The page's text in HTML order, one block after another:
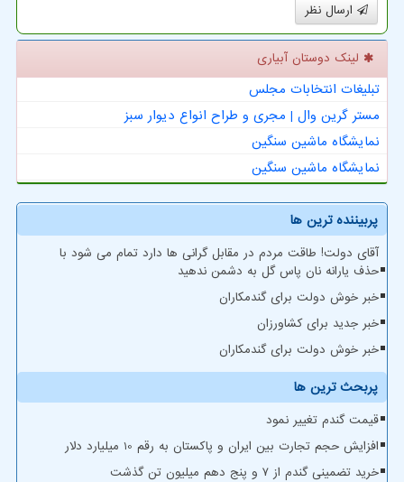
ارسال نظر
لینک دوستان آبیاری
تبلیغات انتخابات مجلس
مستر گرین وال | مجری و طراح انواع دیوار سبز
نمایشگاه ماشین سنگین
نمایشگاه ماشین سنگین
پربیننده ترین ها
آقای دولت! طاقت مردم در مقابل گرانی ها دارد تمام می شود با
حذف یارانه نان پاس گل به دشمن ندهید
خبر خوش دولت برای گندمکاران
خبر جدید برای کشاورزان
خبر خوش دولت برای گندمکاران
پربحث ترین ها
قیمت گندم تغییر نمود
افزایش حجم تجارت بین ایران و پاکستان به رقم 10 میلیارد دلار
خرید تضمینی گندم از ۷ و پنج دهم میلیون تن گذشت